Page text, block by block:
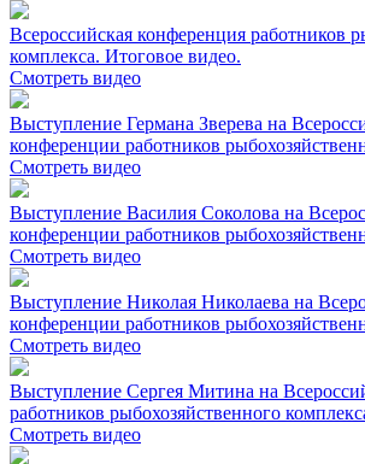
Всероссийская конференция работников
комплекса. Итоговое видео.
Смотреть видео
Выступление Германа Зверева на
конференции работников
Смотреть видео
Выступление Василия Соколова на
конференции работников
Смотреть видео
Выступление Николая Николаева на
конференции работников
Смотреть видео
Выступление Сергея Митина на
работников рыбохозяйственного
Смотреть видео